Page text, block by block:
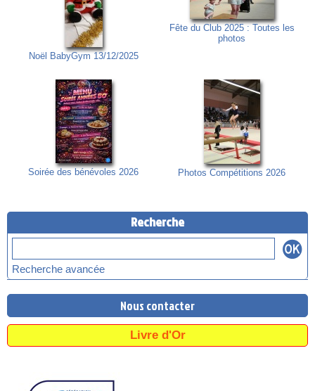
Noël BabyGym 13/12/2025
Fête du Club 2025 : Toutes les
photos
Soirée des bénévoles 2026 Photos Compétitions 2026
Recherche
Recherche avancée
Nous contacter
Livre d'Or